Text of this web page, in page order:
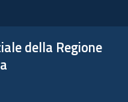
della Regione